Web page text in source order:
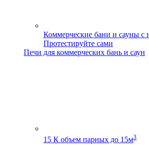
Коммерческие бани и сауны
Протестируйте сами
Печи для коммерческих бань и саун
15 К объем парных до 15м3